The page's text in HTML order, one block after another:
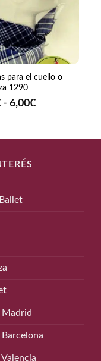
para el cuello o
1290
- 6,00€Rango
Madrid
Barcelona